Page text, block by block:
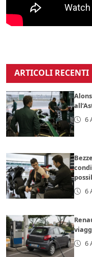
ARTICOLI RECENTI
6
6
6